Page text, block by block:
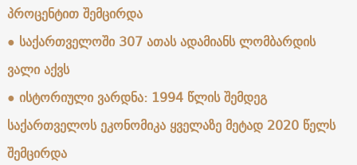
პროცენტით შემცირდა
● საქართველოში 307 ათას ადამიანს ლომბარდის
ვალი აქვს
● ისტორიული ვარდნა: 1994 წლის შემდეგ
საქართველოს ეკონომიკა ყველაზე მეტად 2020 წელს
შემცირდა